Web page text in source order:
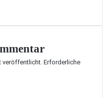
veröffentlicht. Erforderliche